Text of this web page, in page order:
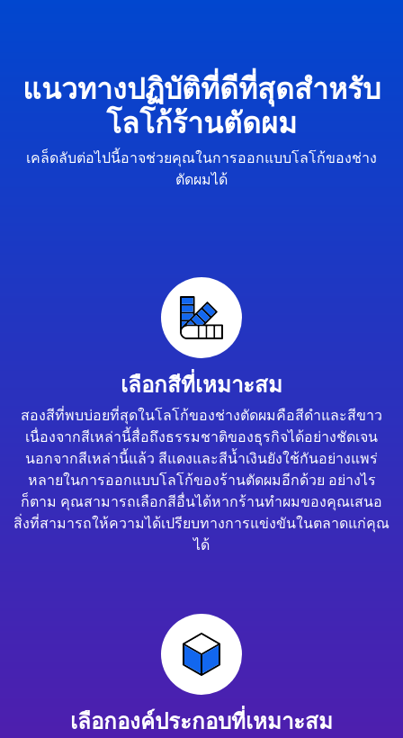
แนวทางปฏิบัติที่ดีที่สุดสำหรับ
โลโก้ร้านตัดผม
เคล็ดลับต่อไปนี้อาจช่วยคุณในการออกแบบโลโก้ของช่าง
ตัดผมได้
เลือกสีที่เหมาะสม
สองสีที่พบบ่อยที่สุดในโลโก้ของช่างตัดผมคือสีดำและสีขาว
เนื่องจากสีเหล่านี้สื่อถึงธรรมชาติของธุรกิจได้อย่างชัดเจน
นอกจากสีเหล่านี้แล้ว สีแดงและสีน้ำเงินยังใช้กันอย่างแพร่
หลายในการออกแบบโลโก้ของร้านตัดผมอีกด้วย อย่างไร
ก็ตาม คุณสามารถเลือกสีอื่นได้หากร้านทำผมของคุณเสนอ
สิ่งที่สามารถให้ความได้เปรียบทางการแข่งขันในตลาดแก่คุณ
ได้
เลือกองค์ประกอบที่เหมาะสม